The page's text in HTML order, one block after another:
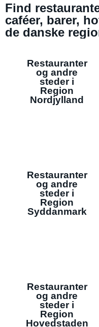
Find
caféer, barer,
de danske
Restauranter
og andre
steder i
Region
Nordjylland
Restauranter
og andre
steder i
Region
Syddanmark
Restauranter
og andre
steder i
Region
Hovedstaden